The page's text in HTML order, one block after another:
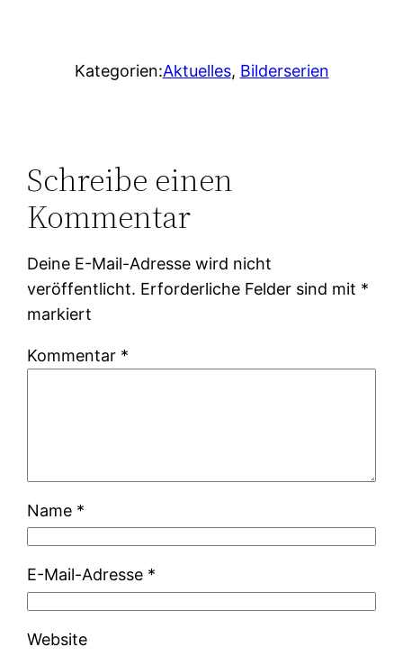
Kategorien:Aktuelles, Bilderserien
Schreibe einen
Kommentar
Deine E-Mail-Adresse wird nicht
veröffentlicht. Erforderliche Felder sind mit *
markiert
Kommentar *
Name *
E-Mail-Adresse *
Website